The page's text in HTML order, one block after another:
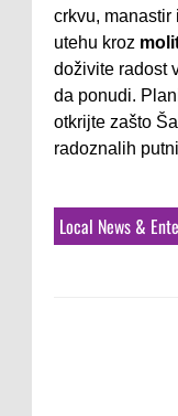
crkvu, manastir
utehu kroz
doživite radost
da ponudi.
otkrijte zašto
radoznalih
Local News &